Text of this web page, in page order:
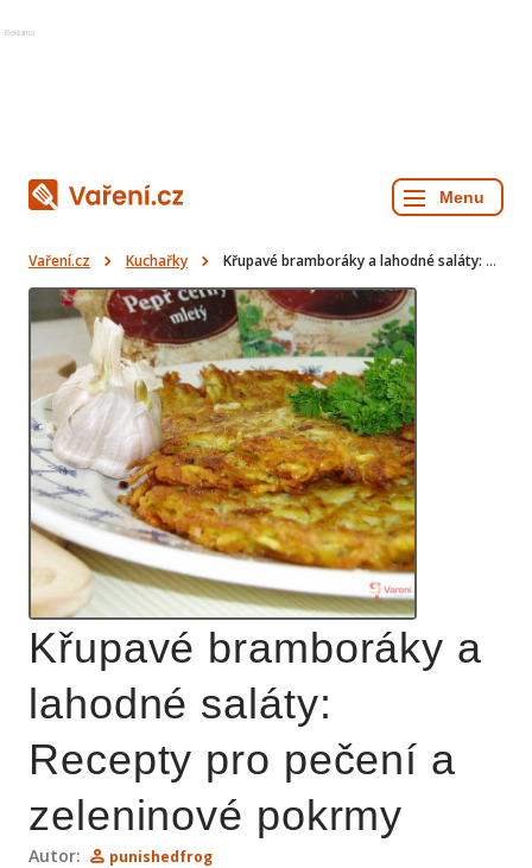
Reklama
Vaření.cz Kuchařky Křupavé bramboráky a lahodné saláty: Recepty pro pečení a zeleninové pokrmy
Křupavé bramboráky a
lahodné saláty:
Recepty pro pečení a
zeleninové pokrmy
Autor: punishedfrog